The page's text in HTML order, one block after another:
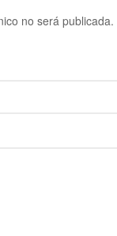
no será publicada.